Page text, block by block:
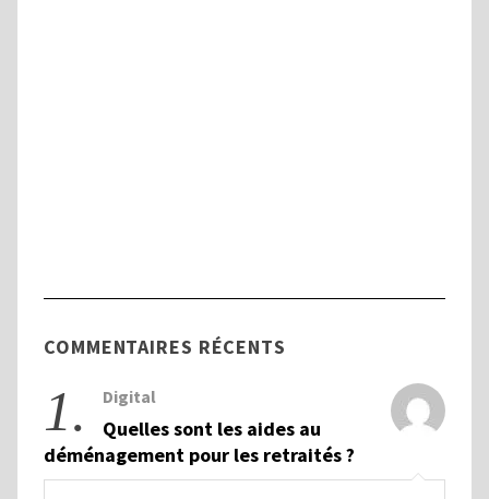
COMMENTAIRES RÉCENTS
1. Digital
Quelles sont les aides au
déménagement pour les retraités ?